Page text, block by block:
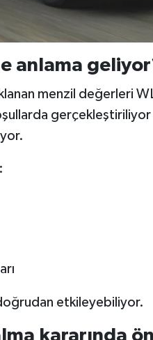
anlama
menzil değerleri
gerçekleştiriliyor
etkileyebiliyor.
kararında